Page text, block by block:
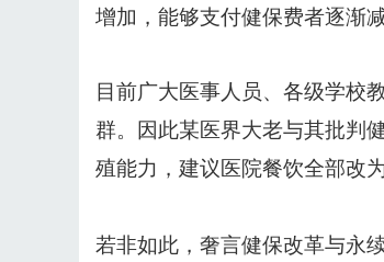
增加，能够支付健保费者逐渐
目前广大医事人员、各级学校
群。因此某医界大老与其批判
殖能力，建议医院餐饮全部改
若非如此，奢言健保改革与永